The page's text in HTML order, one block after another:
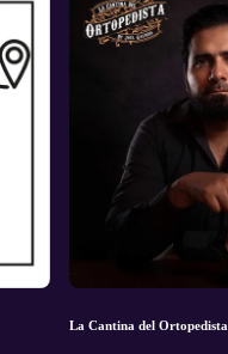
La Cantina del Ortopedista